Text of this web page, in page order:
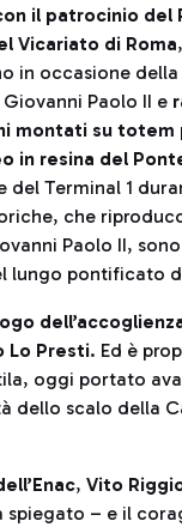
il patrocinio del
Vicariato di Roma
in occasione
Paolo II e
montati su totem
in resina del
del Terminal 1
che
Paolo II,
lungo pontificato
Lo Presti. Ed è
oggi portato
dello scalo della
, Vito
spiegato – e il